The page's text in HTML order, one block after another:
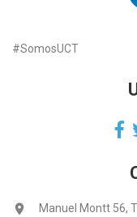
#SomosUCT
location_on Manuel Montt 56,